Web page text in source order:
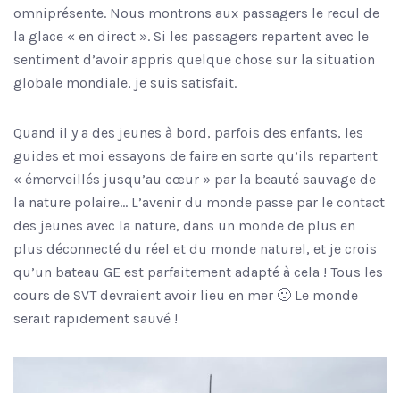
omniprésente. Nous montrons aux passagers le recul de
la glace « en direct ». Si les passagers repartent avec le
sentiment d’avoir appris quelque chose sur la situation
globale mondiale, je suis satisfait.
Quand il y a des jeunes à bord, parfois des enfants, les
guides et moi essayons de faire en sorte qu’ils repartent
« émerveillés jusqu’au cœur » par la beauté sauvage de
la nature polaire… L’avenir du monde passe par le contact
des jeunes avec la nature, dans un monde de plus en
plus déconnecté du réel et du monde naturel, et je crois
qu’un bateau GE est parfaitement adapté à cela ! Tous les
cours de SVT devraient avoir lieu en mer 🙂 Le monde
serait rapidement sauvé !